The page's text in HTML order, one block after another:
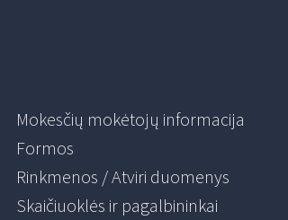
Mokesčių mokėtojų informacija
Formos
Rinkmenos / Atviri duomenys
Skaičiuoklės ir pagalbininkai